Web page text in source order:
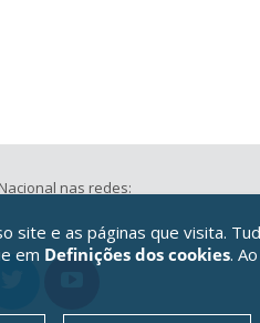
nas redes:
site e as páginas que visita.
em Definições dos cookies.